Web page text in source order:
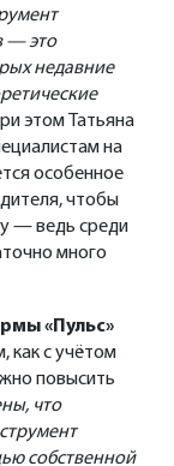
— это
недавние
этом Татьяна
на
особенное
чтобы
— ведь среди
много
«Пульс»
как с учётом
повысить
что
собственной